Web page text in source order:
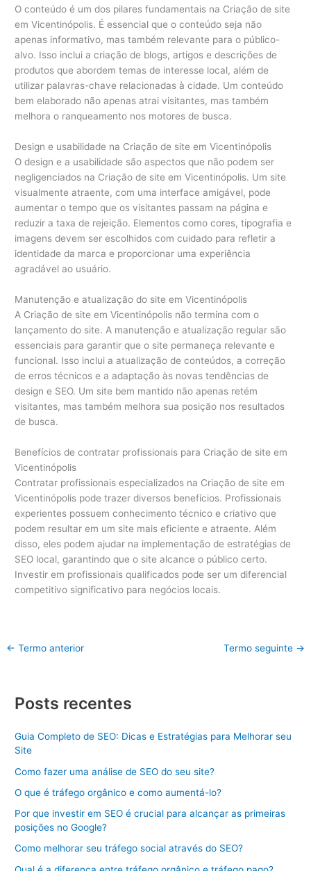
O conteúdo é um dos pilares fundamentais na Criação de site
em Vicentinópolis. É essencial que o conteúdo seja não
apenas informativo, mas também relevante para o público-
alvo. Isso inclui a criação de blogs, artigos e descrições de
produtos que abordem temas de interesse local, além de
utilizar palavras-chave relacionadas à cidade. Um conteúdo
bem elaborado não apenas atrai visitantes, mas também
melhora o ranqueamento nos motores de busca.
Design e usabilidade na Criação de site em Vicentinópolis
O design e a usabilidade são aspectos que não podem ser
negligenciados na Criação de site em Vicentinópolis. Um site
visualmente atraente, com uma interface amigável, pode
aumentar o tempo que os visitantes passam na página e
reduzir a taxa de rejeição. Elementos como cores, tipografia e
imagens devem ser escolhidos com cuidado para refletir a
identidade da marca e proporcionar uma experiência
agradável ao usuário.
Manutenção e atualização do site em Vicentinópolis
A Criação de site em Vicentinópolis não termina com o
lançamento do site. A manutenção e atualização regular são
essenciais para garantir que o site permaneça relevante e
funcional. Isso inclui a atualização de conteúdos, a correção
de erros técnicos e a adaptação às novas tendências de
design e SEO. Um site bem mantido não apenas retém
visitantes, mas também melhora sua posição nos resultados
de busca.
Benefícios de contratar profissionais para Criação de site em
Vicentinópolis
Contratar profissionais especializados na Criação de site em
Vicentinópolis pode trazer diversos benefícios. Profissionais
experientes possuem conhecimento técnico e criativo que
podem resultar em um site mais eficiente e atraente. Além
disso, eles podem ajudar na implementação de estratégias de
SEO local, garantindo que o site alcance o público certo.
Investir em profissionais qualificados pode ser um diferencial
competitivo significativo para negócios locais.
← Termo anterior Termo seguinte →
Posts recentes
Guia Completo de SEO: Dicas e Estratégias para Melhorar seu
Site
Como fazer uma análise de SEO do seu site?
O que é tráfego orgânico e como aumentá-lo?
Por que investir em SEO é crucial para alcançar as primeiras
posições no Google?
Como melhorar seu tráfego social através do SEO?